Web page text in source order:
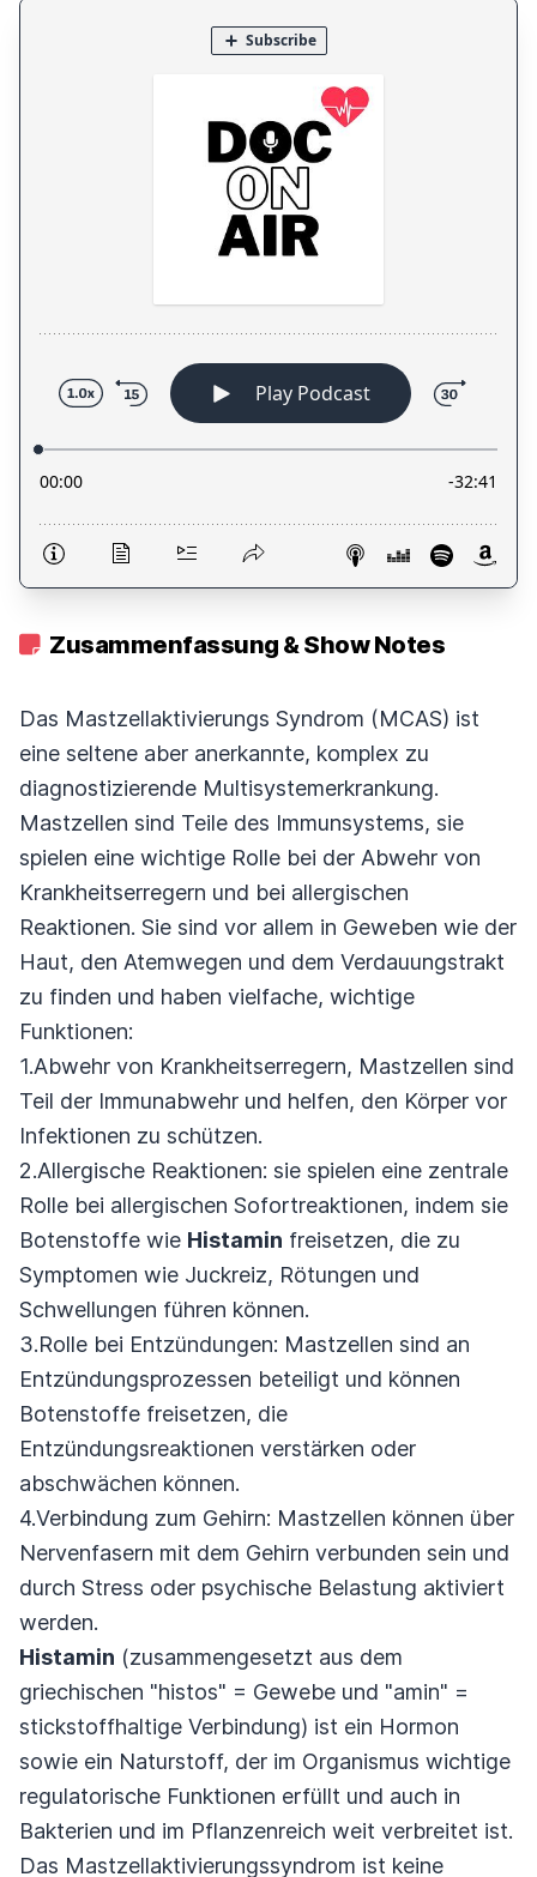
Zusammenfassung & Show Notes
Das Mastzellaktivierungs Syndrom (MCAS) ist
eine seltene aber anerkannte, komplex zu
diagnostizierende Multisystemerkrankung.
Mastzellen sind Teile des Immunsystems, sie
spielen eine wichtige Rolle bei der Abwehr von
Krankheitserregern und bei allergischen
Reaktionen. Sie sind vor allem in Geweben wie der
Haut, den Atemwegen und dem Verdauungstrakt
zu finden und haben vielfache, wichtige
Funktionen:
1.Abwehr von Krankheitserregern, Mastzellen sind
Teil der Immunabwehr und helfen, den Körper vor
Infektionen zu schützen.
2.Allergische Reaktionen: sie spielen eine zentrale
Rolle bei allergischen Sofortreaktionen, indem sie
Botenstoffe wie Histamin freisetzen, die zu
Symptomen wie Juckreiz, Rötungen und
Schwellungen führen können.
3.Rolle bei Entzündungen: Mastzellen sind an
Entzündungsprozessen beteiligt und können
Botenstoffe freisetzen, die
Entzündungsreaktionen verstärken oder
abschwächen können.
4.Verbindung zum Gehirn: Mastzellen können über
Nervenfasern mit dem Gehirn verbunden sein und
durch Stress oder psychische Belastung aktiviert
werden.
Histamin (zusammengesetzt aus dem
griechischen "histos" = Gewebe und "amin" =
stickstoffhaltige Verbindung) ist ein Hormon
sowie ein Naturstoff, der im Organismus wichtige
regulatorische Funktionen erfüllt und auch in
Bakterien und im Pflanzenreich weit verbreitet ist.
Das Mastzellaktivierungssyndrom ist keine